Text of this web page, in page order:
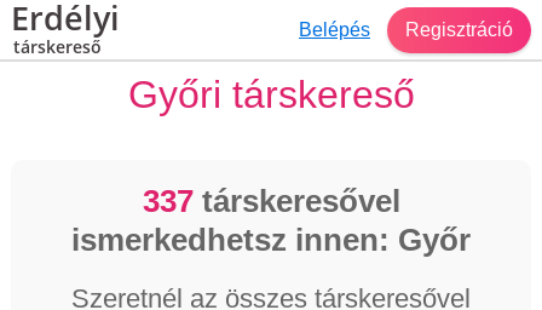
Erdélyi
társkereső
Belépés Regisztráció
Győri társkereső
337társkeresővel
ismerkedhetsz innen: Győr
Szeretnél az összes társkeresővel